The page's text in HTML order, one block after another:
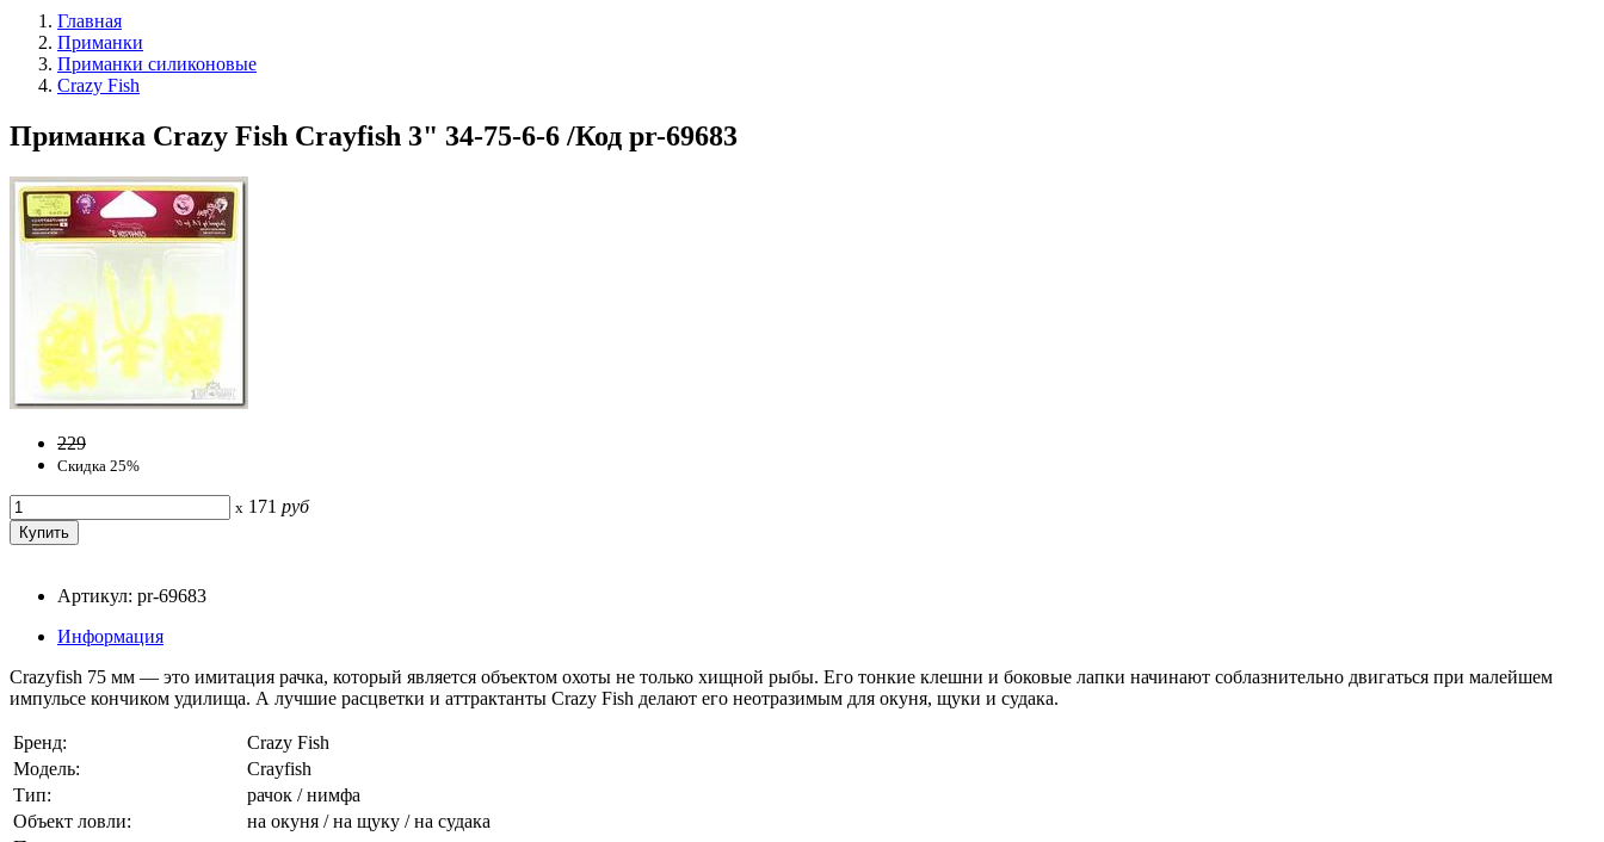
Главная
Приманки
Приманки силиконовые
Crazy Fish
Приманка Crazy Fish Crayfish 3" 34-75-6-6 /Код pr-69683
229
Скидка 25%
x 171 руб
Артикул: pr-69683
Информация
Crazyfish 75 мм — это имитация рачка, который является объектом охоты не только хищной рыбы. Его тонкие клешни и боковые лапки начинают соблазнительно двигаться при малейшем
импульсе кончиком удилища. А лучшие расцветки и аттрактанты Crazy Fish делают его неотразимым для окуня, щуки и судака.
Бренд:
Crazy Fish
Модель:
Crayfish
Тип:
рачок / нимфа
Объект ловли:
на окуня / на щуку / на судака